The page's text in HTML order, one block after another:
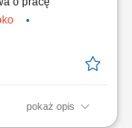
pokaż opis